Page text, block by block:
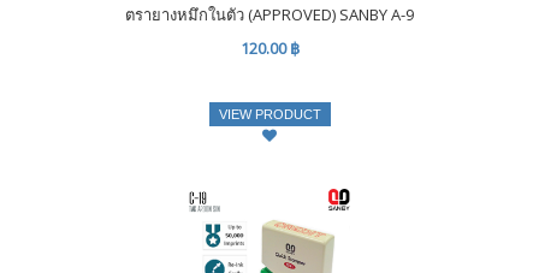
ตรายางหมึกในตัว (APPROVED) SANBY A-9
120.00 ฿
VIEW PRODUCT